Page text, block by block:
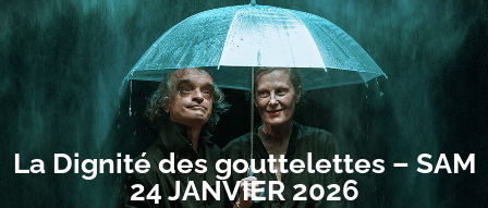
La Dignité des gouttelettes – SAM
24 JANVIER 2026